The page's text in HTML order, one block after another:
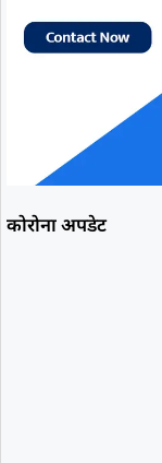
कोरोना अपडेट